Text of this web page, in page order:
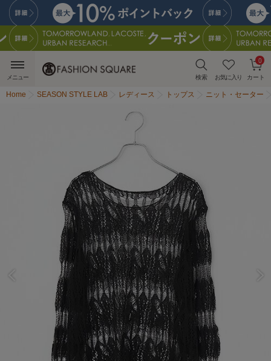
検索 お気に入り カート
0
メニュー
Home SEASON STYLE LAB レディース トップス ニット・セーター